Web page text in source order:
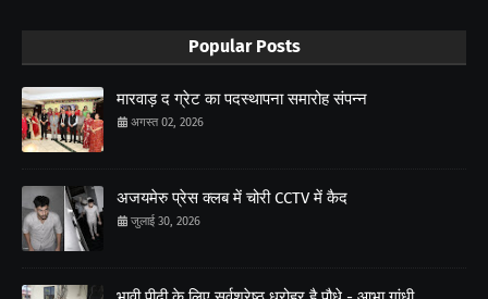
Popular Posts
मारवाड़ द ग्रेट का पदस्थापना समारोह संपन्न
अगस्त 02, 2026
अजयमेरु प्रेस क्लब में चोरी CCTV में कैद
जुलाई 30, 2026